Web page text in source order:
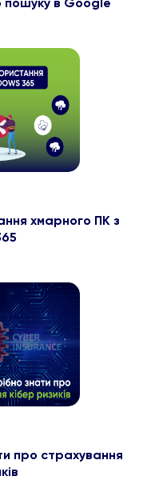
хмарного ПК з
про страхування